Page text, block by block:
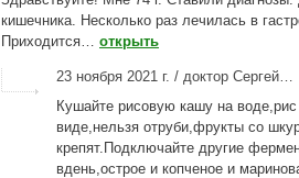
кишечника. Несколько раз лечилась в
Приходится… открыть
23 ноября 2021 г. / доктор Сергей…
Кушайте рисовую кашу на
виде,нельзя отруби,фрукты со
крепят.Подключайте другие
вдень,острое и копченое и